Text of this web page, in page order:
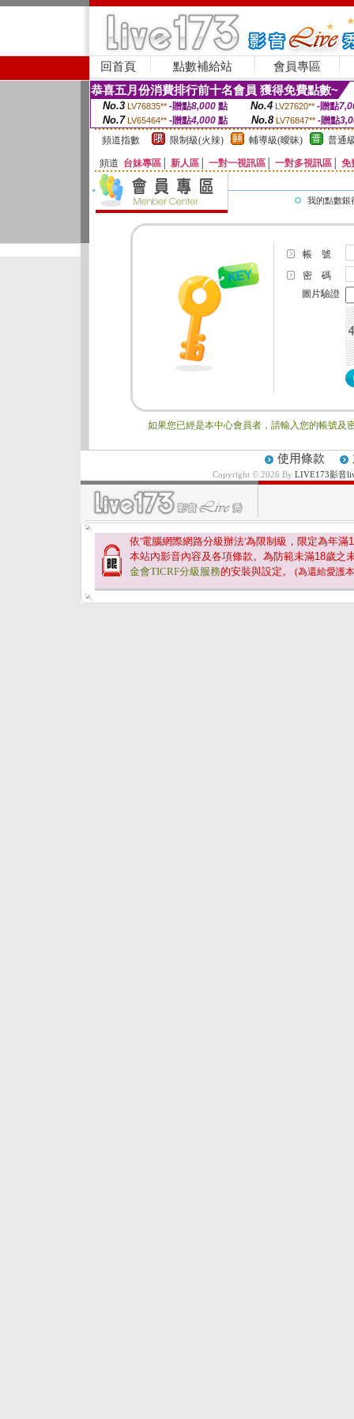
回首頁 點數補給站 會員專區
恭喜五月份消費排行前十名會員 獲得免費點數~
No.3 LV76835** -贈點8,000點 No.4 LV27620** -贈點
No.7 LV65464** -贈點4,000 點 No.8 LV76847** -贈點
頻道指數
限制級(火辣) 輔導級(曖昧) 普通
頻道 台妹專區 新人區 一對一視訊區 一對多視訊區 免
我的點數銀
帳 號
密 碼
圖片驗證
如果您已經是本中心會員者，請輸入您的帳號及
使用條款
Copyright © 2026 By LIVE173影音
依'電腦網際網路分級辦法'為限制級，限定為年滿
本站內影音內容及各項條款。為防範未滿18歲之
金會TICRF分級服務的安裝與設定。 (為還給愛護